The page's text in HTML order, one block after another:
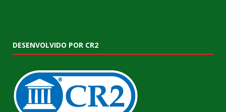
DESENVOLVIDO POR CR2